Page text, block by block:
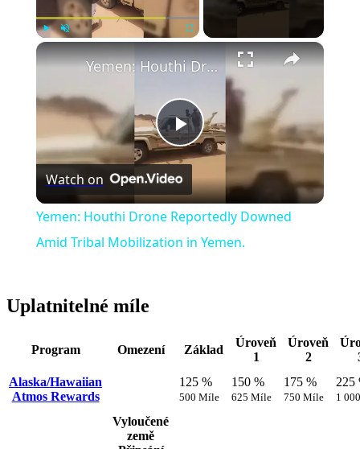
Play
Video
Yemen: Houthi Drone Reportedly Downed Amid Tribal Mobilization in Yemen.
Watch on
Yemen: Houthi Drone Reportedly Downed
Amid Tribal Mobilization in Yemen.
Uplatnitelné míle
Program Omezení Základ
Úroveň
1
Úroveň
2
Alaska/Hawaiian
Atmos Rewards
125 %
500 Míle
150 %
625 Míle
175 %
750 Míle
225
1
Vyloučené
země